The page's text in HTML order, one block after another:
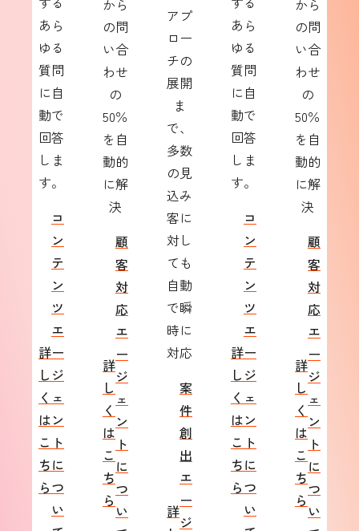
あら
ゆる
質問
に自
動で
回答
しま
す。
詳
し
く
は
こ
ち
ら
コ
ン
テ
ン
ツ
エ
ー
ジ
ェ
ン
ト
に
つ
い
から
の問
い合
わせ
の
50％
を自
動的
に解
決
詳
し
く
は
こ
ち
ら
顧
客
対
応
エ
ー
ジ
ェ
ン
ト
に
つ
い
アプ
ロー
チの
展開
ま
で、
多数
の見
込み
客に
対し
ても
自動
で瞬
時に
対応
詳
案
件
創
出
エ
ー
ジ
あら
ゆる
質問
に自
動で
回答
しま
す。
詳
し
く
は
こ
ち
ら
コ
ン
テ
ン
ツ
エ
ー
ジ
ェ
ン
ト
に
つ
い
から
の問
い合
わせ
の
50％
を自
動的
に解
決
詳
し
く
は
こ
ち
ら
顧
客
対
応
エ
ー
ジ
ェ
ン
ト
に
つ
い